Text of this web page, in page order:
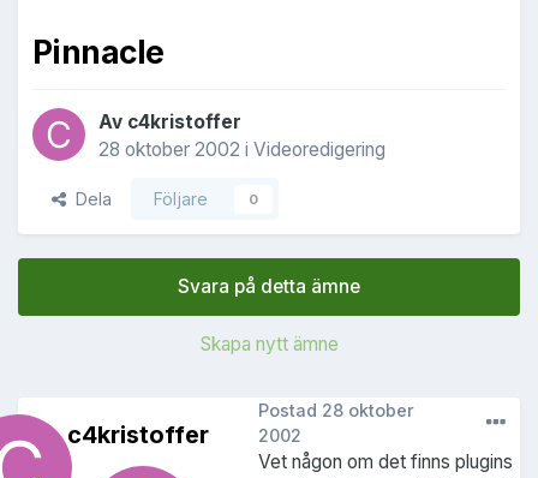
Pinnacle
Av c4kristoffer
28 oktober 2002 i Videoredigering
Dela Följare 0
Svara på detta ämne
Skapa nytt ämne
c4kristoffer
Postad 28 oktober
2002
Vet någon om det finns plugins